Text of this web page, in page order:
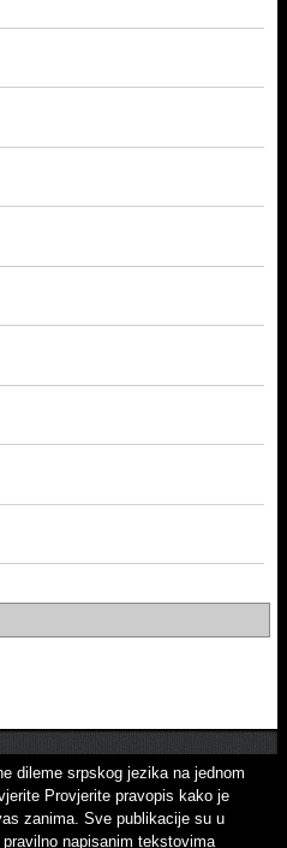
dileme srpskog jezika na jednom
Provjerite pravopis kako je
zanima. Sve publikacije su u
napisanim tekstovima